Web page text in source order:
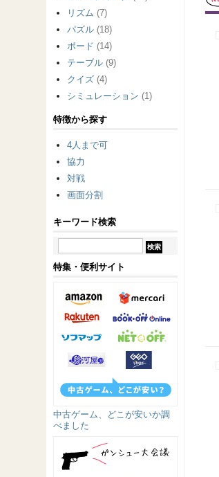
リズム (7)
パズル (18)
ボード (14)
テーブル (9)
クイズ (4)
シミュレーション (1)
特徴から探す
4人まで可
協力
対戦
画面分割
キーワード検索
特集・便利サイト
中古ゲーム、どこが安いか調
べました